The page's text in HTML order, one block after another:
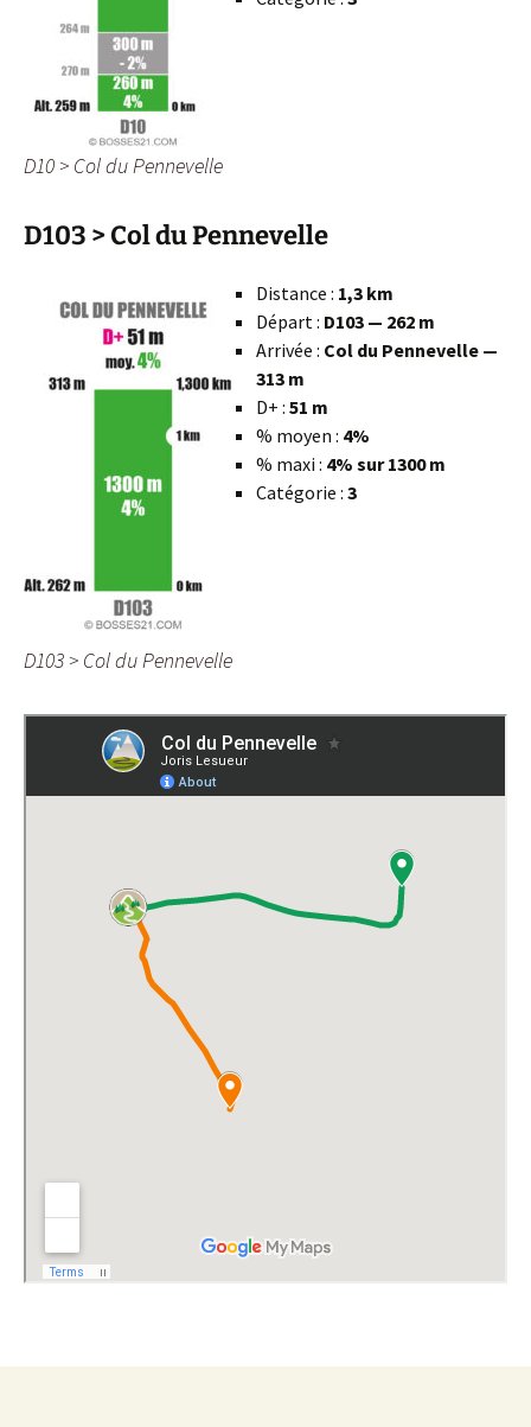
D10 > Col du Pennevelle
D103 > Col du Pennevelle
D103 > Col du Pennevelle
Distance : 1,3 km
Départ : D103 — 262 m
Arrivée : Col du Pennevelle —
313 m
D+ : 51 m
% moyen : 4%
% maxi : 4% sur 1300 m
Catégorie : 3